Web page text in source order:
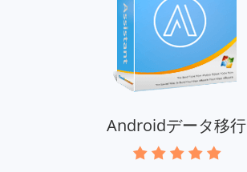
Androidデータ移行